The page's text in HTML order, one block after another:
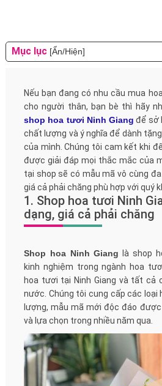
Mục lục [Ẩn/Hiện]
Nếu bạn đang có nhu cầu mua
cho người thân, bạn bè thì hãy
shop hoa tươi Ninh Giang để sở
chất lượng và ý nghĩa để dành
của mình. Chúng tôi cam kết khi
được giải đáp mọi thắc mắc của
tại shop sẽ có mẫu mã vô cùng
giá cả phải chăng phù hợp với quý
1. Shop hoa tươi Ninh
dạng, giá cả phải chăng
Shop hoa Ninh Giang là shop
kinh nghiệm trong ngành hoa
hoa tươi tại Ninh Giang và tất cả
nước. Chúng tôi cung cấp các loại
lượng, mẫu mã mới độc đáo
và lựa chọn trong nhiều năm qua.